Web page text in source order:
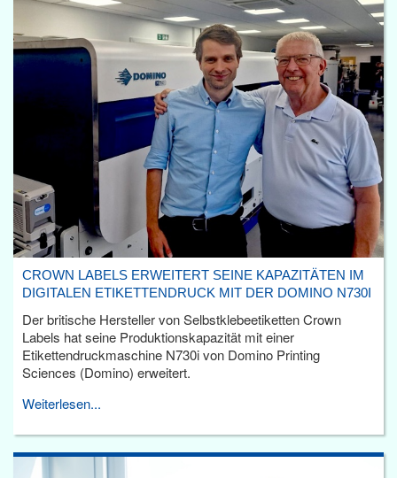
CROWN LABELS ERWEITERT SEINE KAPAZITÄTEN IM
DIGITALEN ETIKETTENDRUCK MIT DER DOMINO N730I
Der britische Hersteller von Selbstklebeetiketten Crown
Labels hat seine Produktionskapazität mit einer
Etikettendruckmaschine N730i von Domino Printing
Sciences (Domino) erweitert.
Weiterlesen...